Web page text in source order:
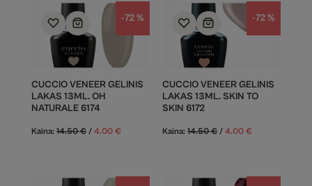
-72 %
CUCCIO VENEER GELINIS
LAKAS 13ML. OH
NATURALE 6174
Kaina: 14.50€ / 4.00 €
-72 %
CUCCIO VENEER GELINIS
LAKAS 13ML. SKIN TO
SKIN 6172
Kaina:14.50€ / 4.00 €